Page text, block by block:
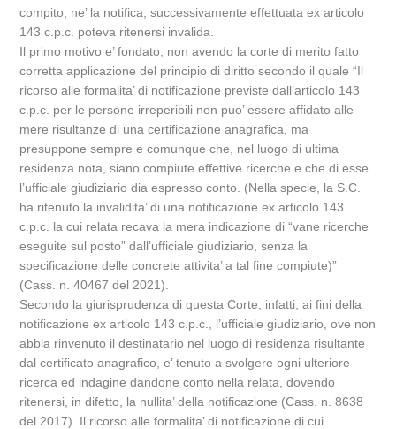
compito, ne’ la notifica, successivamente effettuata ex articolo
143 c.p.c. poteva ritenersi invalida.
Il primo motivo e’ fondato, non avendo la corte di merito fatto
corretta applicazione del principio di diritto secondo il quale “Il
ricorso alle formalita’ di notificazione previste dall’articolo 143
c.p.c. per le persone irreperibili non puo’ essere affidato alle
mere risultanze di una certificazione anagrafica, ma
presuppone sempre e comunque che, nel luogo di ultima
residenza nota, siano compiute effettive ricerche e che di esse
l’ufficiale giudiziario dia espresso conto. (Nella specie, la S.C.
ha ritenuto la invalidita’ di una notificazione ex articolo 143
c.p.c. la cui relata recava la mera indicazione di “vane ricerche
eseguite sul posto” dall’ufficiale giudiziario, senza la
specificazione delle concrete attivita’ a tal fine compiute)”
(Cass. n. 40467 del 2021).
Secondo la giurisprudenza di questa Corte, infatti, ai fini della
notificazione ex articolo 143 c.p.c., l’ufficiale giudiziario, ove non
abbia rinvenuto il destinatario nel luogo di residenza risultante
dal certificato anagrafico, e’ tenuto a svolgere ogni ulteriore
ricerca ed indagine dandone conto nella relata, dovendo
ritenersi, in difetto, la nullita’ della notificazione (Cass. n. 8638
del 2017). Il ricorso alle formalita’ di notificazione di cui